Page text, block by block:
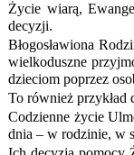
Życie wiarą,
decyzji.
Błogosławiona
wielkoduszne
dzieciom poprzez
To również przykład
Codzienne życie
dnia – w rodzinie, w